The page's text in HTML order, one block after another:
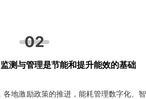
02
测与管理是节能和提升能效的基础
各地激励政策的推进，能耗管理数字化、智